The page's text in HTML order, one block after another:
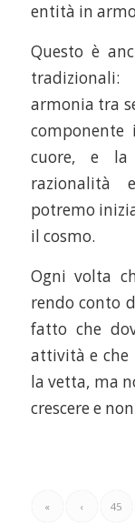
entità in
Questo è
armonia tra
cuore, e la
razionalità
potremo
il cosmo.
Ogni volta
rendo conto
fatto che
attività e che
la vetta, ma
crescere e
« ‹ 45